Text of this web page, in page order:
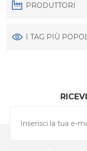
PRODUTTORI
I TAG PIÙ